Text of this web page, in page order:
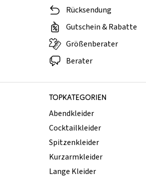
Rücksendung
Gutschein & Rabatte
Größenberater
Berater
TOPKATEGORIEN
Abendkleider
Cocktailkleider
Spitzenkleider
Kurzarmkleider
Lange Kleider